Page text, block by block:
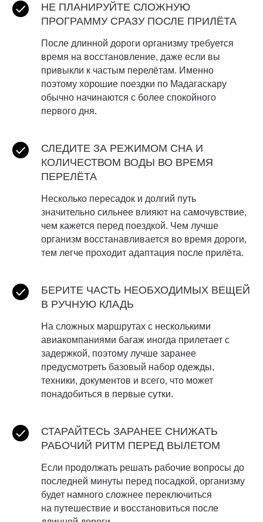
НЕ ПЛАНИРУЙТЕ СЛОЖНУЮ
ПРОГРАММУ СРАЗУ ПОСЛЕ ПРИЛЁТА
После длинной дороги организму требуется
время на восстановление, даже если вы
привыкли к частым перелётам. Именно
поэтому хорошие поездки по Мадагаскару
обычно начинаются с более спокойного
первого дня.
СЛЕДИТЕ ЗА РЕЖИМОМ СНА И
КОЛИЧЕСТВОМ ВОДЫ ВО ВРЕМЯ
ПЕРЕЛЁТА
Несколько пересадок и долгий путь
значительно сильнее влияют на самочувствие,
чем кажется перед поездкой. Чем лучше
организм восстанавливается во время дороги,
тем легче проходит адаптация после прилёта.
БЕРИТЕ ЧАСТЬ НЕОБХОДИМЫХ ВЕЩЕЙ
В РУЧНУЮ КЛАДЬ
На сложных маршрутах с несколькими
авиакомпаниями багаж иногда прилетает с
задержкой, поэтому лучше заранее
предусмотреть базовый набор одежды,
техники, документов и всего, что может
понадобиться в первые сутки.
СТАРАЙТЕСЬ ЗАРАНЕЕ СНИЖАТЬ
РАБОЧИЙ РИТМ ПЕРЕД ВЫЛЕТОМ
Если продолжать решать рабочие вопросы до
последней минуты перед посадкой, организму
будет намного сложнее переключиться
на путешествие и восстановиться после